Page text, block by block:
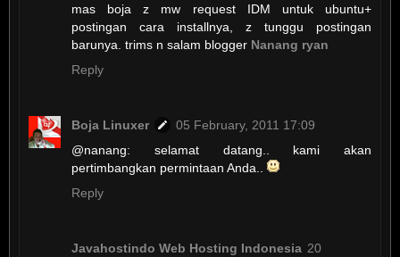
mas boja z mw request IDM untuk ubuntu+
postingan cara installnya, z tunggu postingan
barunya. trims n salam blogger Nanang ryan
Reply
Boja Linuxer
05 February, 2011 17:09
@nanang: selamat datang.. kami akan
pertimbangkan permintaan Anda..
Reply
Javahostindo Web Hosting Indonesia 20